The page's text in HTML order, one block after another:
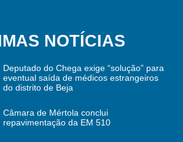
NOTÍCIAS
Deputado do Chega exige “solução” para
eventual saída de médicos estrangeiros
do distrito de Beja
Câmara de Mértola conclui
repavimentação da EM 510